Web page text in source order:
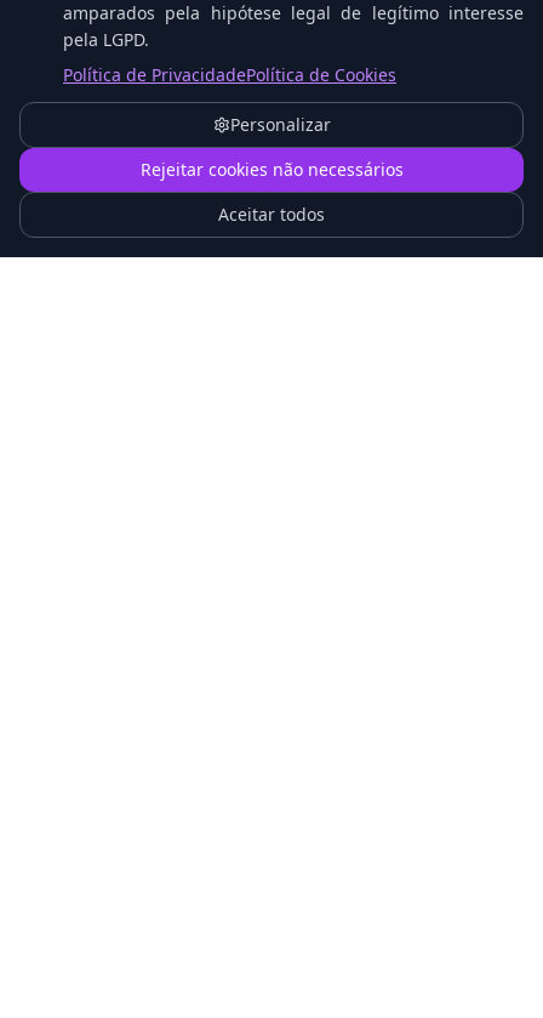
Open Source: O Cavalo Vencedor na Corrida da
IA Contra Gigantes Tech
1
amparados pela hipótese legal de legítimo interesse
pela LGPD.
Política de PrivacidadePolítica de Cookies
Personalizar
Rejeitar cookies não necessários
Aceitar todos